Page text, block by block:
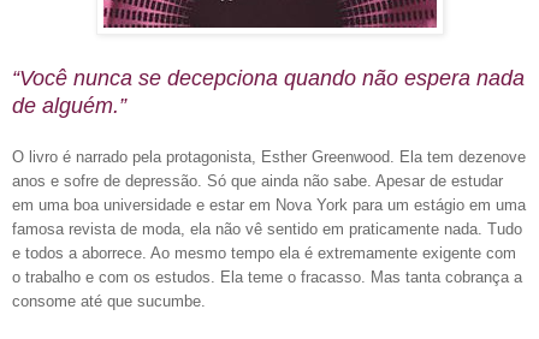
“Você nunca se decepciona quando não espera nada
de alguém.”
O livro é narrado pela protagonista, Esther Greenwood. Ela tem dezenove
anos e sofre de depressão. Só que ainda não sabe. Apesar de estudar
em uma boa universidade e estar em Nova York para um estágio em uma
famosa revista de moda, ela não vê sentido em praticamente nada. Tudo
e todos a aborrece. Ao mesmo tempo ela é extremamente exigente com
o trabalho e com os estudos. Ela teme o fracasso. Mas tanta cobrança a
consome até que sucumbe.